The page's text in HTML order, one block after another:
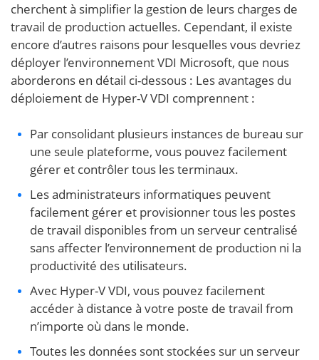
cherchent à simplifier la gestion de leurs charges de
travail de production actuelles. Cependant, il existe
encore d’autres raisons pour lesquelles vous devriez
déployer l’environnement VDI Microsoft, que nous
aborderons en détail ci-dessous : Les avantages du
déploiement de Hyper-V VDI comprennent :
Par consolidant plusieurs instances de bureau sur
une seule plateforme, vous pouvez facilement
gérer et contrôler tous les terminaux.
Les administrateurs informatiques peuvent
facilement gérer et provisionner tous les postes
de travail disponibles from un serveur centralisé
sans affecter l’environnement de production ni la
productivité des utilisateurs.
Avec Hyper-V VDI, vous pouvez facilement
accéder à distance à votre poste de travail from
n’importe où dans le monde.
Toutes les données sont stockées sur un serveur